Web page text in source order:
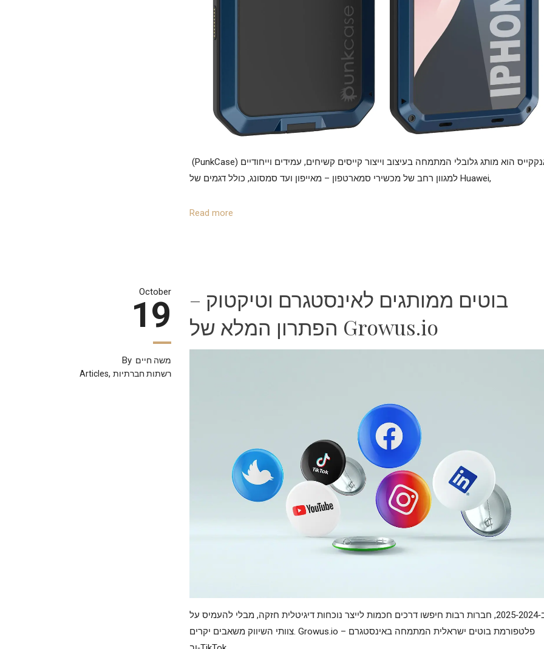
(PunkCase) פאנקקייס הוא מותג גלובלי המתמחה בעיצוב וייצור קייסים קשיחים, עמידים וייחודיים
למגוון רחב של מכשירי סמארטפון – מאייפון ועד סמסונג, כולל דגמים של Huawei,
Read more
October
19
By משה חיים
Articles, רשתות חברתיות
בוטים ממותגים לאינסטגרם וטיקטוק –
הפתרון המלא של Growus.io
ב‑2024‑2025, חברות רבות חיפשו דרכים חכמות לייצר נוכחות דיגיטלית חזקה, מבלי להעמיס על
צוותי השיווק משאבים יקרים. Growus.io – פלטפורמת בוטים ישראלית המתמחה באינסטגרם